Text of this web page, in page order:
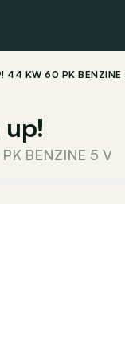
44 KW 60 PK BENZINE
up!
BENZINE 5 V